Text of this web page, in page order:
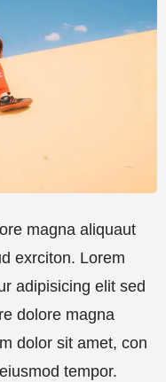
magna aliquaut
exrciton. Lorem
adipisicing elit sed
dolore magna
dolor sit amet, con
tempor.